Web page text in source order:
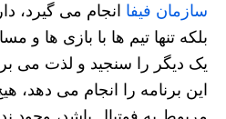
سازمان فیفا انجام می گیرد،
بلکه تنها تیم ها با بازی ها و
یک دیگر را سنجید و لذت می
این برنامه را انجام می دهد،